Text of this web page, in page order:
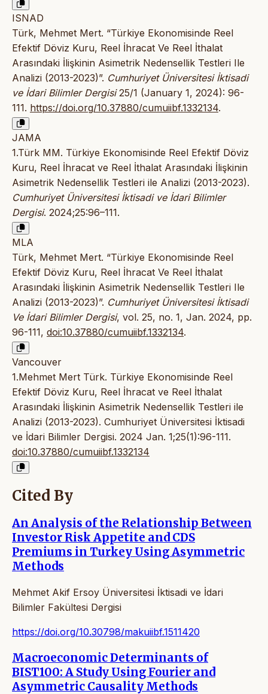
ISNAD
Türk, Mehmet Mert. “Türkiye Ekonomisinde Reel
Efektif Döviz Kuru, Reel İhracat Ve Reel İthalat
Arasındaki İlişkinin Asimetrik Nedensellik Testleri Ile
Analizi (2013-2023)”. Cumhuriyet Üniversitesi İktisadi
ve İdari Bilimler Dergisi25/1 (January 1, 2024): 96-
111. https://doi.org/10.37880/cumuiibf.1332134.
JAMA
1.Türk MM. Türkiye Ekonomisinde Reel Efektif Döviz
Kuru, Reel İhracat ve Reel İthalat Arasındaki İlişkinin
Asimetrik Nedensellik Testleri ile Analizi (2013-2023).
Cumhuriyet Üniversitesi İktisadi ve İdari Bilimler
Dergisi. 2024;25:96–111.
MLA
Türk, Mehmet Mert. “Türkiye Ekonomisinde Reel
Efektif Döviz Kuru, Reel İhracat Ve Reel İthalat
Arasındaki İlişkinin Asimetrik Nedensellik Testleri Ile
Analizi (2013-2023)”. Cumhuriyet Üniversitesi İktisadi
Ve İdari Bilimler Dergisi, vol. 25, no. 1, Jan. 2024, pp.
96-111, doi:10.37880/cumuiibf.1332134.
Vancouver
1.Mehmet Mert Türk. Türkiye Ekonomisinde Reel
Efektif Döviz Kuru, Reel İhracat ve Reel İthalat
Arasındaki İlişkinin Asimetrik Nedensellik Testleri ile
Analizi (2013-2023). Cumhuriyet Üniversitesi İktisadi
ve İdari Bilimler Dergisi. 2024 Jan. 1;25(1):96-111.
doi:10.37880/cumuiibf.1332134
Cited By
An Analysis of the Relationship Between
Investor Risk Appetite and CDS
Premiums in Turkey Using Asymmetric
Methods
Mehmet Akif Ersoy Üniversitesi İktisadi ve İdari
Bilimler Fakültesi Dergisi
https://doi.org/10.30798/makuiibf.1511420
Macroeconomic Determinants of
BIST100: A Study Using Fourier and
Asymmetric Causality Methods